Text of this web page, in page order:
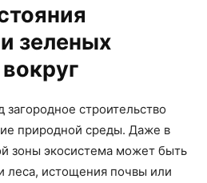
зеленых
строительство
природной среды. Даже в
зоны экосистема может быть
леса, истощения почвы или